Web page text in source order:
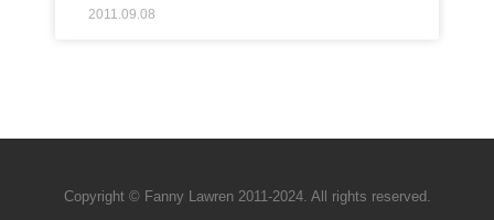
2011.09.08
Copyright © Fanny Lawren 2011-2024. All rights reserved.